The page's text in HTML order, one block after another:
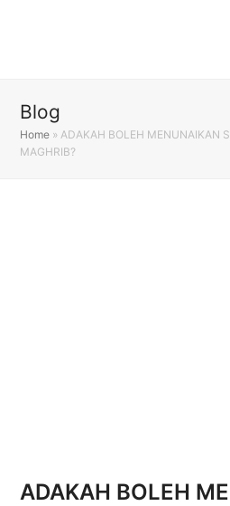
Blog
Home » ADAKAH BOLEH MENUNAIKAN
MAGHRIB?
ADAKAH BOLEH